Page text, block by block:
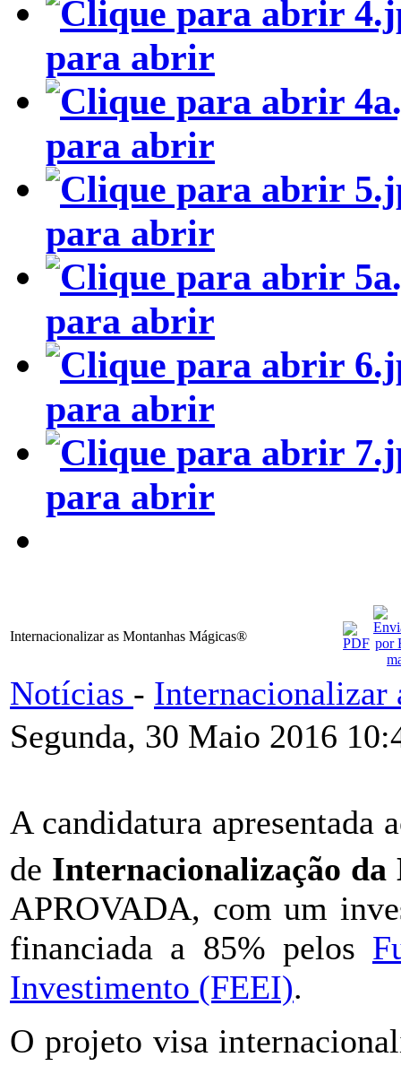
para abrir
para abrir
para abrir
para abrir
para abrir
para abrir
Internacionalizar as Montanhas Mágicas®
Notícias - Internacionalizar
Segunda, 30 Maio 2016
A candidatura apresentada
de Internacionalização
APROVADA, com um
financiada a 85% pelos
Investimento (FEEI).
O projeto visa